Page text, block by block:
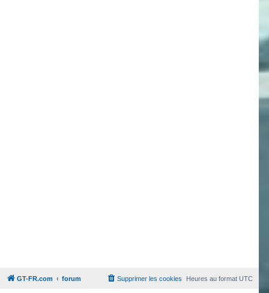
GT-FR.com forum Heures au formatUTC
Supprimer les cookies